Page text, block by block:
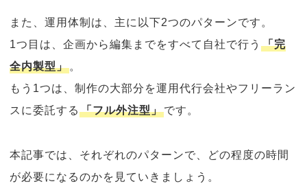
また、運用体制は、主に以下2つのパターンです。
1つ目は、企画から編集までをすべて自社で行う「完
全内製型」 。
もう1つは、制作の大部分を運用代行会社やフリーラン
スに委託する「フル外注型」です。
本記事では、それぞれのパターンで、どの程度の時間
が必要になるのかを見ていきましょう。